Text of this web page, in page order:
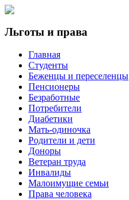
Льготы и права
Главная
Студенты
Беженцы и переселенцы
Пенсионеры
Безработные
Потребители
Диабетики
Мать-одиночка
Родители и дети
Доноры
Ветеран труда
Инвалиды
Малоимущие семьи
Права человека